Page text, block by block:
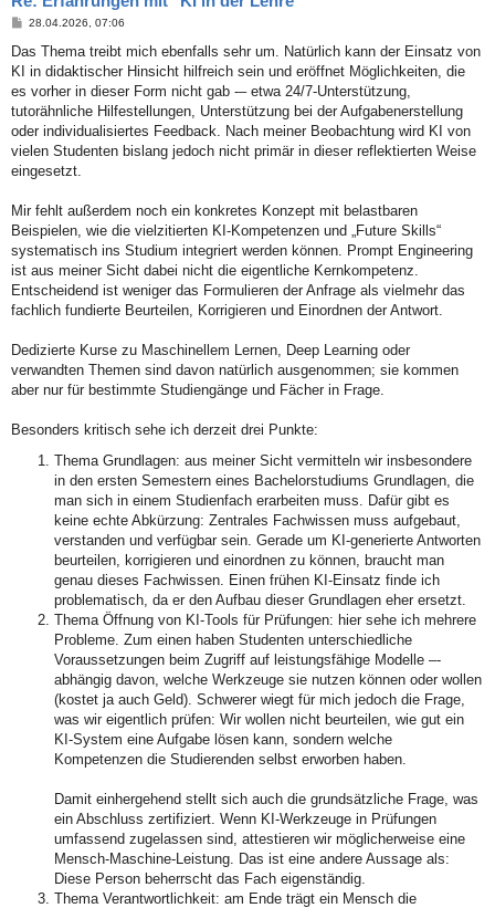
B
i
r
a
28.04.2026, 07:06
Das Thema treibt mich ebenfalls sehr um. Natürlich kann der Einsatz von
KI in didaktischer Hinsicht hilfreich sein und eröffnet Möglichkeiten, die
es vorher in dieser Form nicht gab -– etwa 24/7-Unterstützung,
tutorähnliche Hilfestellungen, Unterstützung bei der Aufgabenerstellung
oder individualisiertes Feedback. Nach meiner Beobachtung wird KI von
vielen Studenten bislang jedoch nicht primär in dieser reflektierten Weise
eingesetzt.
Mir fehlt außerdem noch ein konkretes Konzept mit belastbaren
Beispielen, wie die vielzitierten KI-Kompetenzen und „Future Skills“
systematisch ins Studium integriert werden können. Prompt Engineering
ist aus meiner Sicht dabei nicht die eigentliche Kernkompetenz.
Entscheidend ist weniger das Formulieren der Anfrage als vielmehr das
fachlich fundierte Beurteilen, Korrigieren und Einordnen der Antwort.
Dedizierte Kurse zu Maschinellem Lernen, Deep Learning oder
verwandten Themen sind davon natürlich ausgenommen; sie kommen
aber nur für bestimmte Studiengänge und Fächer in Frage.
Besonders kritisch sehe ich derzeit drei Punkte:
Thema Grundlagen: aus meiner Sicht vermitteln wir insbesondere
in den ersten Semestern eines Bachelorstudiums Grundlagen, die
man sich in einem Studienfach erarbeiten muss. Dafür gibt es
keine echte Abkürzung: Zentrales Fachwissen muss aufgebaut,
verstanden und verfügbar sein. Gerade um KI-generierte Antworten
beurteilen, korrigieren und einordnen zu können, braucht man
genau dieses Fachwissen. Einen frühen KI-Einsatz finde ich
problematisch, da er den Aufbau dieser Grundlagen eher ersetzt.
Thema Öffnung von KI-Tools für Prüfungen: hier sehe ich mehrere
Probleme. Zum einen haben Studenten unterschiedliche
Voraussetzungen beim Zugriff auf leistungsfähige Modelle –-
abhängig davon, welche Werkzeuge sie nutzen können oder wollen
(kostet ja auch Geld). Schwerer wiegt für mich jedoch die Frage,
was wir eigentlich prüfen: Wir wollen nicht beurteilen, wie gut ein
KI-System eine Aufgabe lösen kann, sondern welche
Kompetenzen die Studierenden selbst erworben haben.
Damit einhergehend stellt sich auch die grundsätzliche Frage, was
ein Abschluss zertifiziert. Wenn KI-Werkzeuge in Prüfungen
umfassend zugelassen sind, attestieren wir möglicherweise eine
Mensch-Maschine-Leistung. Das ist eine andere Aussage als:
Diese Person beherrscht das Fach eigenständig.
Thema Verantwortlichkeit: am Ende trägt ein Mensch die